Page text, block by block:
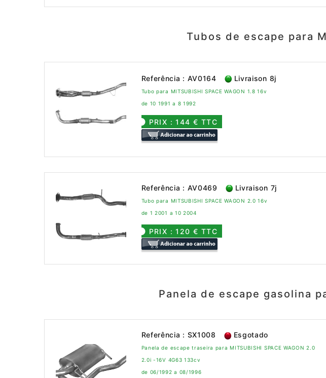
Tubos de escape para
Referência : AV0164 Livraison 8j
Tubo para MITSUBISHI SPACE WAGON 1.8 16v
de 10 1991 a 8 1992
PRIX : 144 € TTC
Referência : AV0469 Livraison 7j
Tubo para MITSUBISHI SPACE WAGON 2.0 16v
de 1 2001 a 10 2004
PRIX : 120 € TTC
Panela de escape gasolina
Referência : SX1008 Esgotado
Panela de escape traseira para MITSUBISHI SPACE WAGON 2.0
2.0i -16V 4G63 133cv
de 06/1992 a 08/1996